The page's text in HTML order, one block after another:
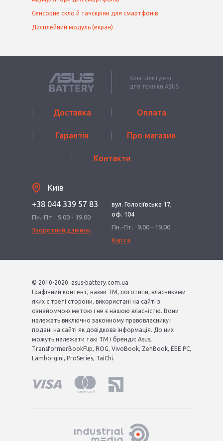
Сенсорне скло й тачскріни для смартфонів
Дисплейний модуль (екран)
Комплектуючі
для техніки ASUS
Доставка Оплата
Гарантія Про магазин
Контакти
Київ
+38 044 339 57 83
Пн.-Пт.
9.00 - 19.00
Зворотний дзвінок
вул. Голосіївська 17,
оф. 104
Пн.-Пт.
9.00 - 19.00
Карта
© 2010-2020. asus-battery.com.ua
Графічний контент, назви ТМ, логотипи, власниками
яких є треті сторони, використані на сайті з
ознайомчою метою і не є нашою власністю. Вони
належать виключно законному правовласнику і
подані на сайті як довідкова інформація. До них
можуть належати такі ТМ і бренди: Asus,
TransformerBookFlip, ROG, VivoBook, ZenBook, EEE PC,
Lamborgini, ProSeries, TaiChi.